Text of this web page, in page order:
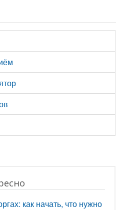
как начать, что нужно